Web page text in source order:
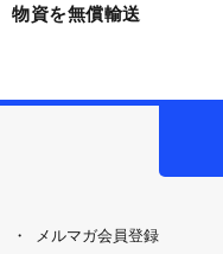
物資を無償輸送
メルマガ会員登録